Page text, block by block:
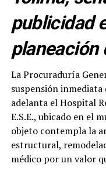
publicidad
planeación
La Procuraduría
suspensión
adelanta el Hospital
E.S.E., ubicado en el
objeto contempla la
estructural,
médico por un valor